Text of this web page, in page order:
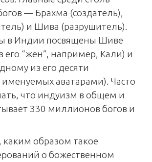
— Брахма (создатель),
и Шива (разрушитель).
в Индии посвящены Шиве
его “жен”, например, Кали) и
из его десяти
аватарами). Часто
что индуизм в общем и
330 миллионов богов и
каким образом такое
о божественном